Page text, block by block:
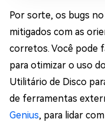
Por sorte, os bugs
mitigados com as
corretos. Você pode
para otimizar o uso
Utilitário de Disco
de ferramentas
Genius, para lidar